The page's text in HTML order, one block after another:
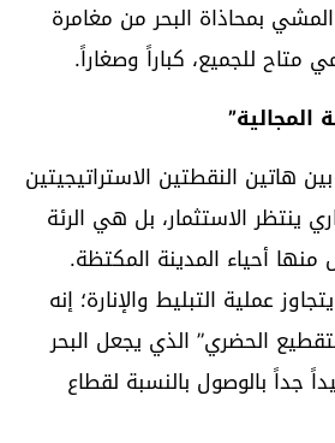
بمحاذاة البحر من مغامرة
للجميع، كباراً وصغاراً.
المجالية”
هاتين النقطتين الاستراتيجيتين
ينتظر الاستثمار، بل هي الرئة
أحياء المدينة المكتظة.
عملية التبليط والإنارة؛ إنه
الحضري” الذي يجعل البحر
جداً بالوصول بالنسبة لقطاع